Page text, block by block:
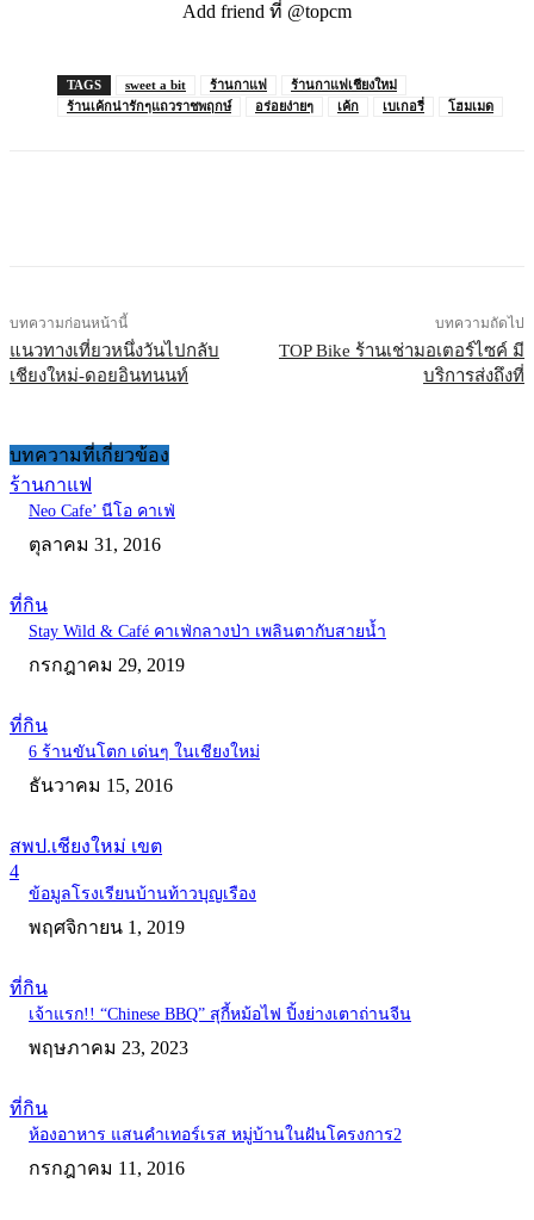
Add friend ที่ @topcm
TAGS sweet a bit ร้านกาแฟ
ร้านกาแฟเชียงใหม่
ร้านเค้กน่ารักๆแถวราชพฤกษ์
อร่อยง่ายๆ เค้ก เบเกอรี่ โฮมเมด
บทความก่อนหน้านี้
แนวทางเที่ยวหนึ่งวันไปกลับ
เชียงใหม่-ดอยอินทนนท์
บทความถัดไป
TOP Bike ร้านเช่ามอเตอร์ไซค์ มี
บริการส่งถึงที่
บทความที่เกี่ยวข้อง
ร้านกาแฟ
Neo Cafe’ นีโอ คาเฟ่
ตุลาคม 31, 2016
ที่กิน
Stay Wild & Café คาเฟ่กลางป่า เพลินตากับสายน้ำ
กรกฎาคม 29, 2019
ที่กิน
6 ร้านขันโตก เด่นๆ ในเชียงใหม่
ธันวาคม 15, 2016
สพป.เชียงใหม่ เขต
4
ข้อมูลโรงเรียนบ้านท้าวบุญเรือง
พฤศจิกายน 1, 2019
ที่กิน
เจ้าแรก!! “Chinese BBQ” สุกี้หม้อไฟ ปิ้งย่างเตาถ่านจีน
พฤษภาคม 23, 2023
ที่กิน
ห้องอาหาร แสนคำเทอร์เรส หมู่บ้านในฝันโครงการ2
กรกฎาคม 11, 2016